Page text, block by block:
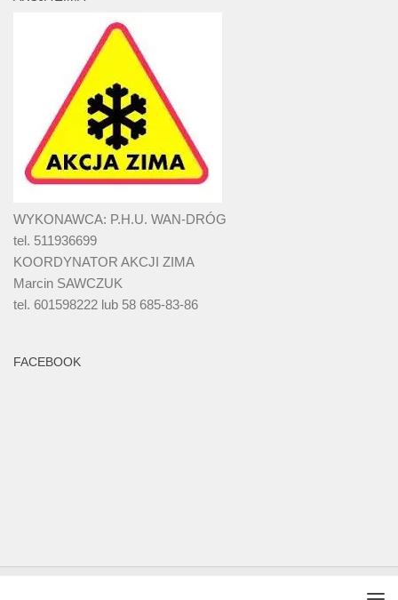
WYKONAWCA: P.H.U. WAN-DRÓG
tel. 511936699
KOORDYNATOR AKCJI ZIMA
Marcin SAWCZUK
tel. 601598222 lub 58 685-83-86
FACEBOOK